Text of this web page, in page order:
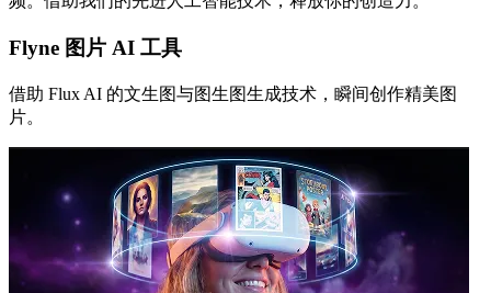
Flyne 图片 AI 工具
借助 Flux AI 的文生图与图生图生成技术，瞬间创作精美图
片。